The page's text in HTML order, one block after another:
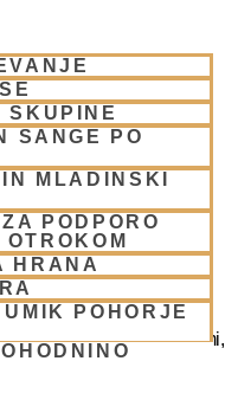
SKUPINE
SANGE PO
MLADINSKI
PODPORO
HRANA
POHORJE
iz zakladnice Ved o karmi,